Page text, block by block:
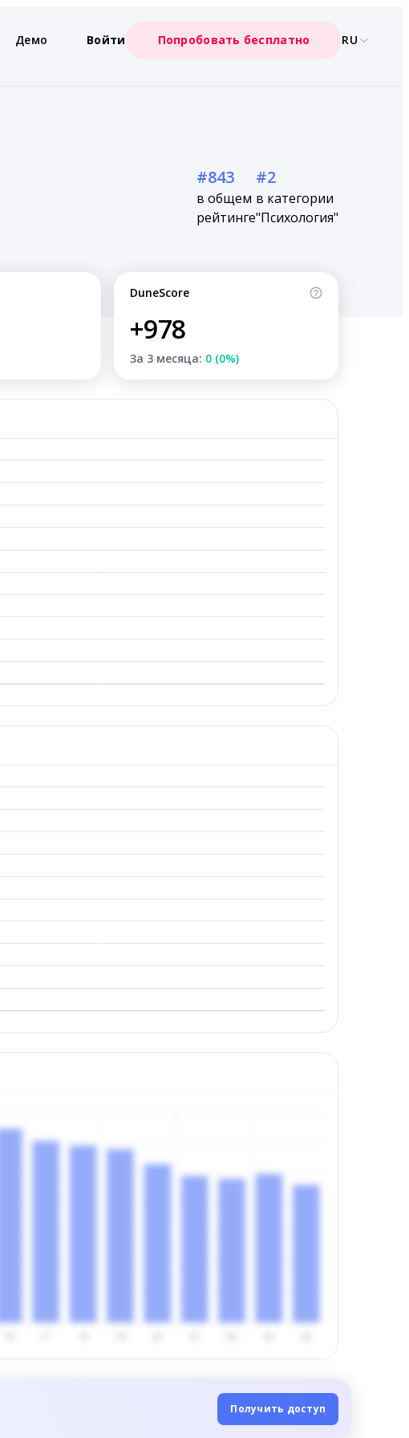
Демо Войти Попробовать бесплатно RU
#843
в общем
рейтинге
#2
в категории
"Психология"
DuneScore
+978
За 3 месяца: 0 (0%)
Получить доступ